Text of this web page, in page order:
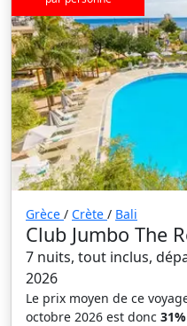
Grèce / Crète / Bali
Club Jumbo The
7 nuits, tout inclus,
2026
Le prix moyen de ce
octobre 2026 est donc